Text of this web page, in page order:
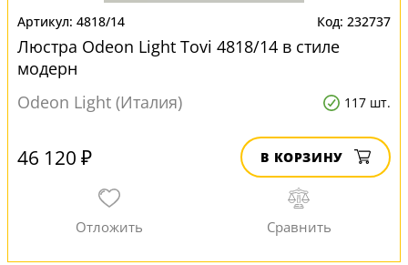
4818/14 232737
Люстра Odeon Light Tovi 4818/14 в стиле
модерн
Odeon Light (Италия)
117 шт.
46 120 ₽ В КОРЗИНУ